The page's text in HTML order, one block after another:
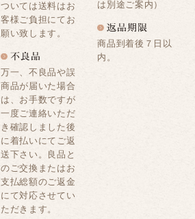
ついては送料はお
客様ご負担にてお
願い致します。
万一、不良品や誤
商品が届いた場合
は、お手数ですが
一度ご連絡いただ
き確認しました後
に着払いにてご返
送下さい。良品と
のご交換またはお
支払総額のご返金
にて対応させてい
ただきます。
は別途ご案内）
商品到着後７日以
内。